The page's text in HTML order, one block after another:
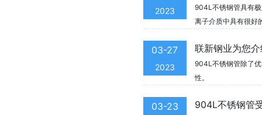
2023
904L不锈钢管具有
离子介质中具有很好
03-27
2023
联新钢业为您
904L不锈钢管除了
性。
03-23 904L不锈钢管